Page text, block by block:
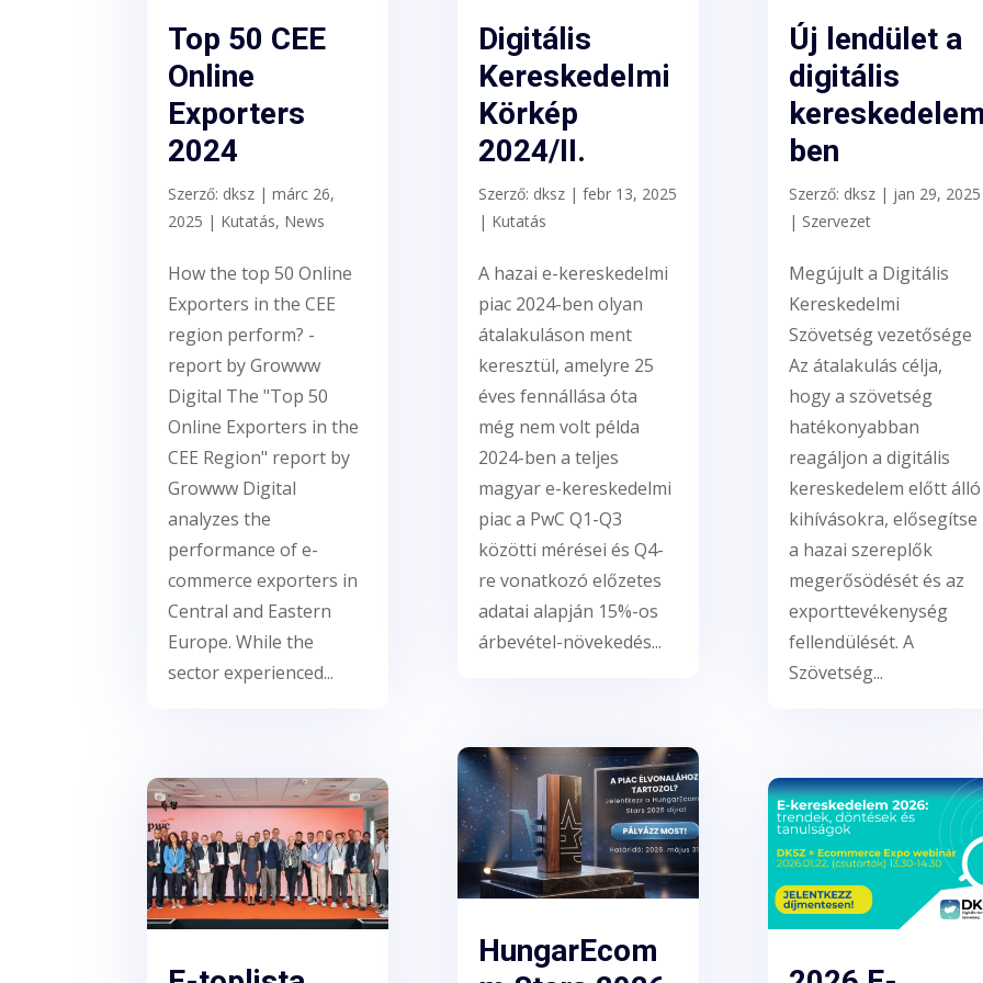
Top 50 CEE
Online
Exporters
2024
Szerző: dksz |márc 26,
2025 | Kutatás, News
How the top 50 Online
Exporters in the CEE
region perform? -
report by Growww
Digital The "Top 50
Online Exporters in the
CEE Region" report by
Growww Digital
analyzes the
performance of e-
commerce exporters in
Central and Eastern
Europe. While the
sector experienced...
Digitális
Kereskedelmi
Körkép
2024/II.
Szerző: dksz| febr 13, 2025
| Kutatás
A hazai e-kereskedelmi
piac 2024-ben olyan
átalakuláson ment
keresztül, amelyre 25
éves fennállása óta
még nem volt példa
2024-ben a teljes
magyar e-kereskedelmi
piac a PwC Q1-Q3
közötti mérései és Q4-
re vonatkozó előzetes
adatai alapján 15%-os
árbevétel-növekedés...
HungarEcom
Új lendület a
digitális
ben
Szerző: dksz| jan 29, 2025
| Szervezet
Megújult a Digitális
Kereskedelmi
Szövetség vezetősége
Az átalakulás célja,
hogy a szövetség
hatékonyabban
reagáljon a digitális
kereskedelem előtt álló
kihívásokra, elősegítse
a hazai szereplők
megerősödését és az
exporttevékenység
fellendülését. A
Szövetség...